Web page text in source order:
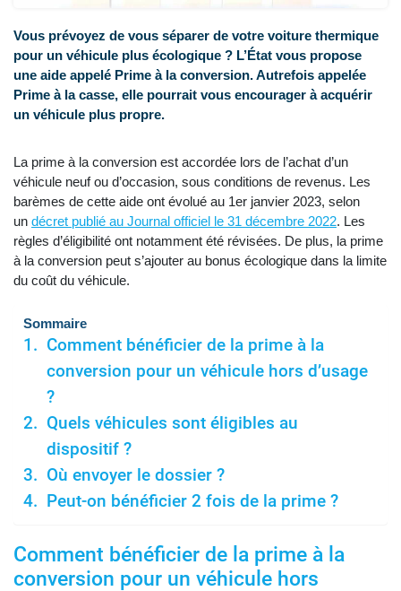
Vous prévoyez de vous séparer de votre voiture thermique
pour un véhicule plus écologique ? L’État vous propose
une aide appelé Prime à la conversion. Autrefois appelée
Prime à la casse, elle pourrait vous encourager à acquérir
un véhicule plus propre.
La prime à la conversion est accordée lors de l’achat d’un
véhicule neuf ou d’occasion, sous conditions de revenus. Les
barèmes de cette aide ont évolué au 1er janvier 2023, selon
un décret publié au Journal officiel le 31 décembre 2022. Les
règles d’éligibilité ont notamment été révisées. De plus, la prime
à la conversion peut s’ajouter au bonus écologique dans la limite
du coût du véhicule.
Sommaire
Comment bénéficier de la prime à la
conversion pour un véhicule hors d’usage
?
Quels véhicules sont éligibles au
dispositif ?
Où envoyer le dossier ?
Peut-on bénéficier 2 fois de la prime ?
Comment bénéficier de la prime à la
conversion pour un véhicule hors